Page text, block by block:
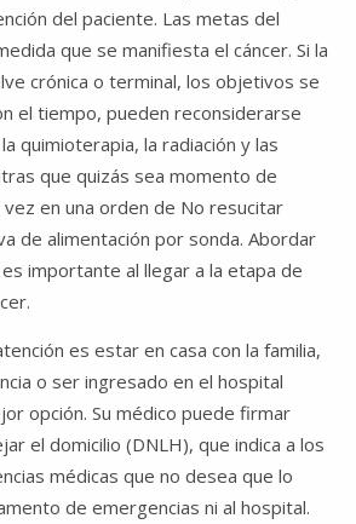
del paciente. Las metas del
que se manifiesta el cáncer. Si la
crónica o terminal, los objetivos se
el tiempo, pueden reconsiderarse
quimioterapia, la radiación y las
que quizás sea momento de
en una orden de No resucitar
de alimentación por sonda. Abordar
importante al llegar a la etapa de
es estar en casa con la familia,
o ser ingresado en el hospital
opción. Su médico puede firmar
el domicilio (DNLH), que indica a los
médicas que no desea que lo
de emergencias ni al hospital.